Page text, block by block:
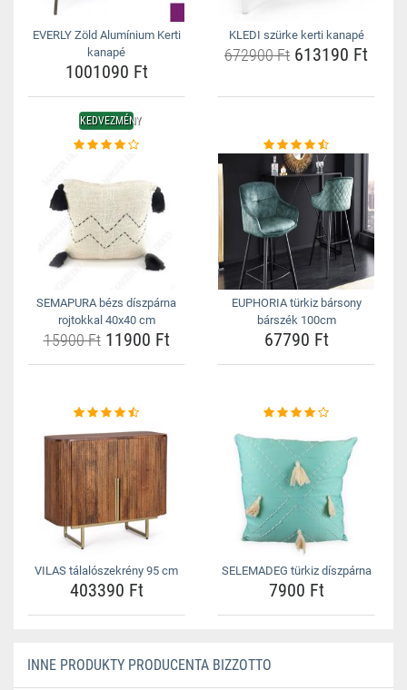
EVERLY Zöld Alumínium Kerti
kanapé
1001090 Ft
KLEDI szürke kerti kanapé
672900 Ft 613190 Ft
KEDVEZMÉNY
SEMAPURA bézs díszpárna
rojtokkal 40x40 cm
15900 Ft11900 Ft
EUPHORIA türkiz bársony
bárszék 100cm
67790 Ft
VILAS tálalószekrény 95 cm
403390 Ft
SELEMADEG türkiz díszpárna
7900 Ft
INNE PRODUKTY PRODUCENTA BIZZOTTO